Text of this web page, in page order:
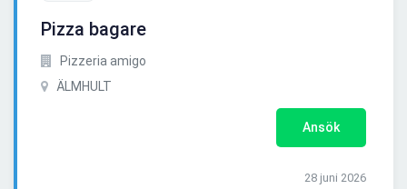
Pizza bagare
Pizzeria amigo
ÄLMHULT
Ansök
28 juni 2026